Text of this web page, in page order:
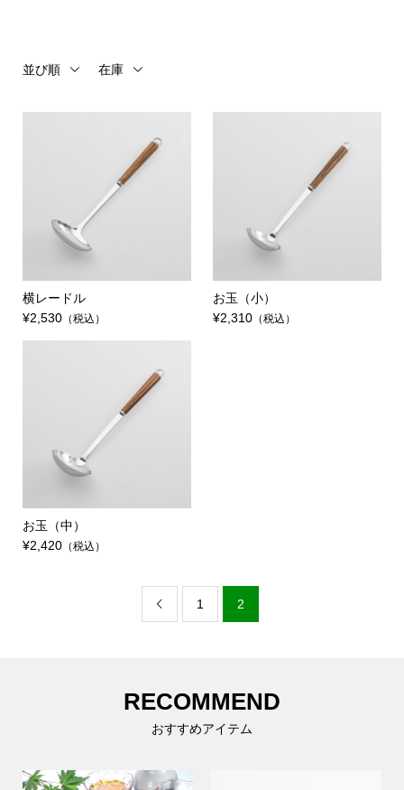
並び順 在庫
横レードル
¥2,530（税込）
お玉（小）
¥2,310 （税込）
お玉（中）
¥2,420（税込）
 1 2
RECOMMEND
おすすめアイテム